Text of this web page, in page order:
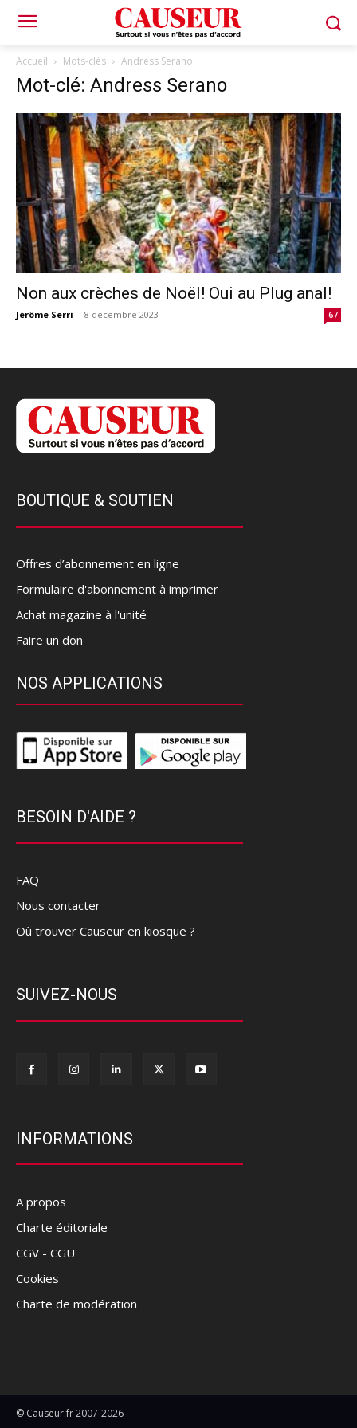
Accueil Mots-clés Andress Serano
Mot-clé: Andress Serano
Non aux crèches de Noël! Oui au Plug anal!
Jérôme Serri - 8 décembre 2023 67
BOUTIQUE & SOUTIEN
Offres d’abonnement en ligne
Formulaire d'abonnement à imprimer
Achat magazine à l'unité
Faire un don
NOS APPLICATIONS
BESOIN D'AIDE ?
FAQ
Nous contacter
Où trouver Causeur en kiosque ?
SUIVEZ-NOUS
INFORMATIONS
A propos
Charte éditoriale
CGV - CGU
Cookies
Charte de modération
© Causeur.fr 2007-2026